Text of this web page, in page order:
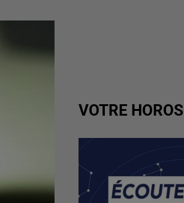
VOTRE